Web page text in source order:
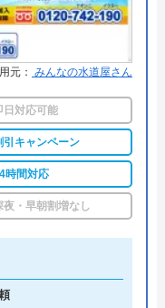
区瓦屋町3丁目7-3 イ
・施工保証最長5
式HPでご確認ください
の理由
点を構えている水
ン、浴室などの水
おり、作業料金が
しています。
た場合は、最短20
元： みんなの水道屋さん
日対応可能
引キャンペーン
時間対応
夜・早朝割増なし